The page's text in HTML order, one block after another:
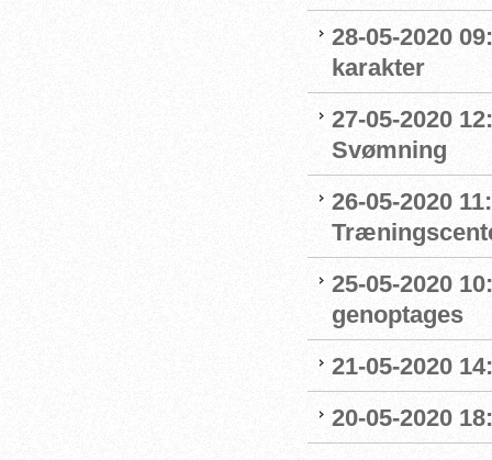
28-05-2020
karakter
27-05-2020
Svømning
26-05-2020
25-05-2020
genoptages
21-05-2020
20-05-2020